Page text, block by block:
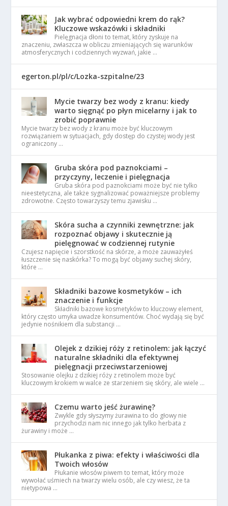
Jak wybrać odpowiedni krem do rąk?
Kluczowe wskazówki i składniki
Pielęgnacja dłoni to temat, który zyskuje na
znaczeniu, zwłaszcza w obliczu zmieniających się warunków
atmosferycznych i codziennych wyzwań, jakie …
egerton.pl/pl/c/Lozka-szpitalne/23
Mycie twarzy bez wody z kranu: kiedy
warto sięgnąć po płyn micelarny i jak to
zrobić poprawnie
Mycie twarzy bez wody z kranu może być kluczowym
rozwiązaniem w sytuacjach, gdy dostęp do czystej wody jest
ograniczony …
Gruba skóra pod paznokciami –
przyczyny, leczenie i pielęgnacja
Gruba skóra pod paznokciami może być nie tylko
nieestetyczna, ale także sygnalizować poważniejsze problemy
zdrowotne. Często towarzyszy temu zjawisku …
Skóra sucha a czynniki zewnętrzne: jak
rozpoznać objawy i skutecznie ją
pielęgnować w codziennej rutynie
Czujesz napięcie i szorstkość na skórze, a może zauważyłeś
łuszczenie się naskórka? To mogą być objawy suchej skóry,
które …
Składniki bazowe kosmetyków – ich
znaczenie i funkcje
Składniki bazowe kosmetyków to kluczowy element,
który często umyka uwadze konsumentów. Choć wydają się być
jedynie nośnikiem dla substancji …
Olejek z dzikiej róży z retinolem: jak łączyć
naturalne składniki dla efektywnej
pielęgnacji przeciwstarzeniowej
Stosowanie olejku z dzikiej róży z retinolem może być
kluczowym krokiem w walce ze starzeniem się skóry, ale wiele …
Czemu warto jeść żurawinę?
Zwykle gdy słyszymy żurawina to do głowy nie
przychodzi nam nic innego jak tylko herbata z
żurawiny i może …
Płukanka z piwa: efekty i właściwości dla
Twoich włosów
Płukanie włosów piwem to temat, który może
wywołać uśmiech na twarzy wielu osób, ale czy wiesz, że ta
nietypowa …